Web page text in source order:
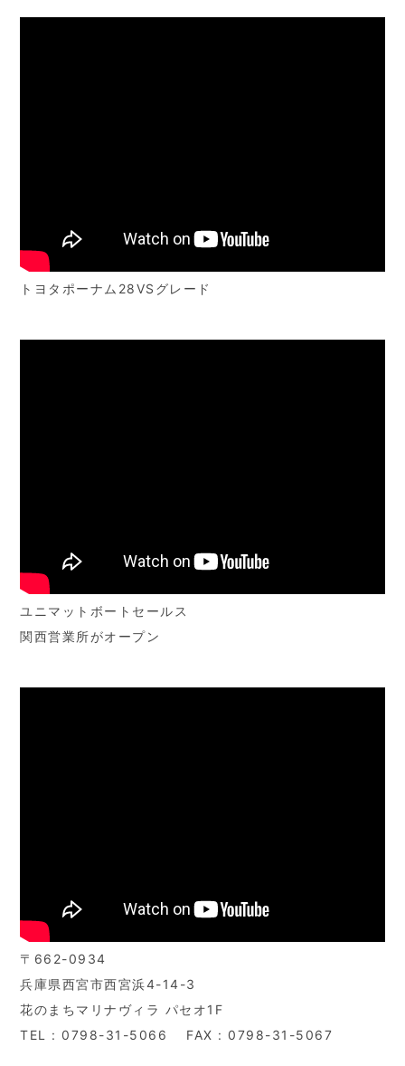
トヨタポーナム28VSグレード
ユニマットボートセールス
関西営業所がオープン
〒662-0934
兵庫県西宮市西宮浜4-14-3
花のまちマリナヴィラ パセオ1F
TEL : 0798-31-5066 FAX : 0798-31-5067